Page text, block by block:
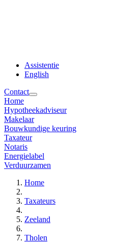
Assistentie
English
Contact
Home
Hypotheekadviseur
Makelaar
Bouwkundige keuring
Taxateur
Notaris
Energielabel
Verduurzamen
Home
Taxateurs
Zeeland
Tholen